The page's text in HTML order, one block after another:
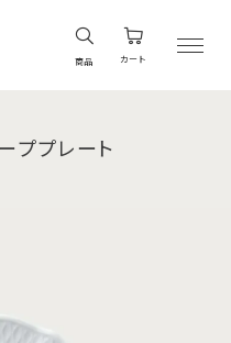
商品 カート
ププレート